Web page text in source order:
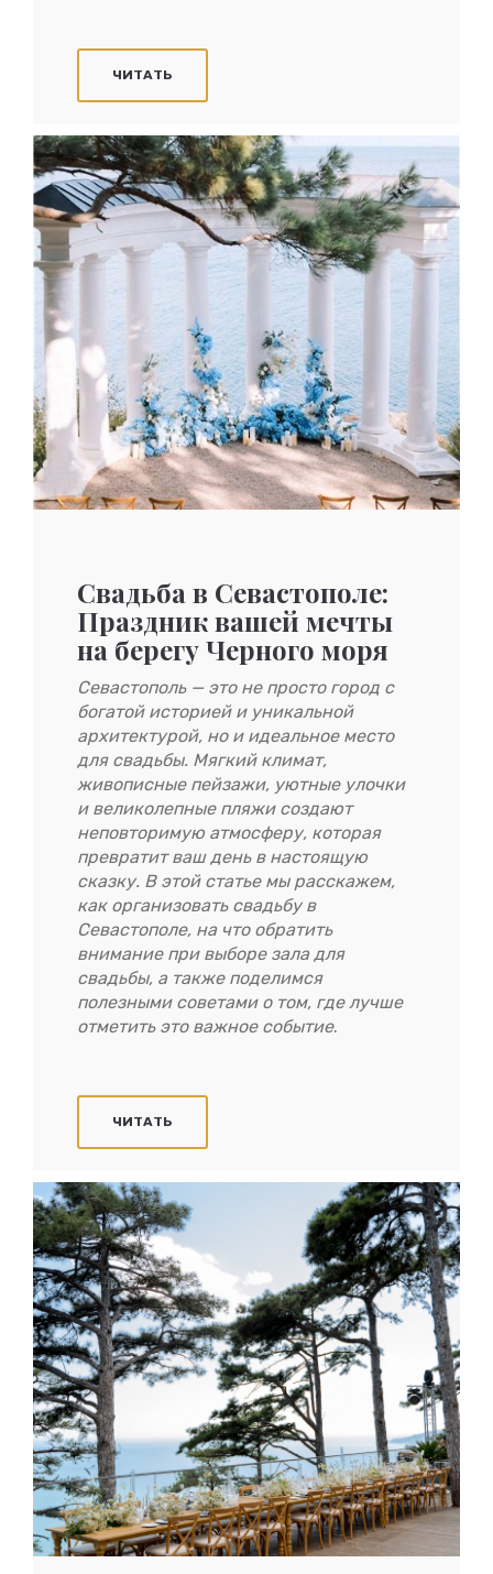
ЧИТАТЬ
Свадьба в Севастополе:
Праздник вашей мечты
на берегу Черного моря
Севастополь — это не просто город с
богатой историей и уникальной
архитектурой, но и идеальное место
для свадьбы. Мягкий климат,
живописные пейзажи, уютные улочки
и великолепные пляжи создают
неповторимую атмосферу, которая
превратит ваш день в настоящую
сказку. В этой статье мы расскажем,
как организовать свадьбу в
Севастополе, на что обратить
внимание при выборе зала для
свадьбы, а также поделимся
полезными советами о том, где лучше
отметить это важное событие.
ЧИТАТЬ